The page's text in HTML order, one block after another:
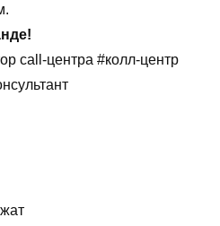
call-центра #колл-центр